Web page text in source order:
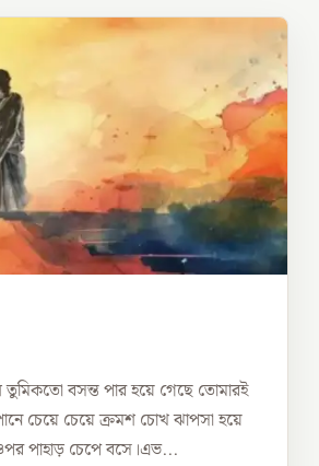
বসন্ত পার হয়ে গেছে তোমারই
চেয়ে চেয়ে ক্রমশ চোখ ঝাপসা হয়ে
পাহাড় চেপে বসে।এভ...